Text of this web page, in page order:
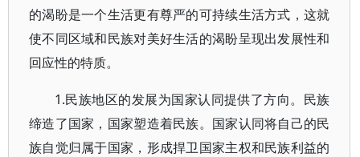
的渴盼是一个生活更有尊严的可持续生活方式，这就
使不同区域和民族对美好生活的渴盼呈现出发展性和
回应性的特质。
1.民族地区的发展为国家认同提供了方向。民族
缔造了国家，国家塑造着民族。国家认同将自己的民
族自觉归属于国家，形成捍卫国家主权和民族利益的